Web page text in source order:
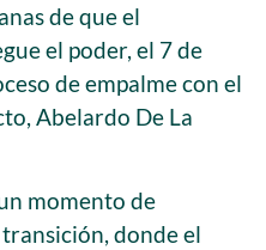
de que el
el poder, el 7 de
de empalme con el
Abelardo De La
momento de
donde el